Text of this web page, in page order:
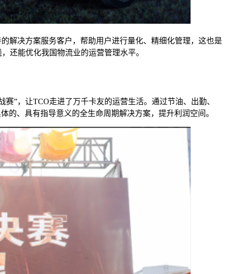
解决方案服务客户，帮助用户进行量化、精细化管理，这也是
还能优化我国物流业的运营管理水平。
”，让TCO走进了万千卡友的运营生活。通过节油、出勤、
的、具有指导意义的全生命周期解决方案，提升利润空间。